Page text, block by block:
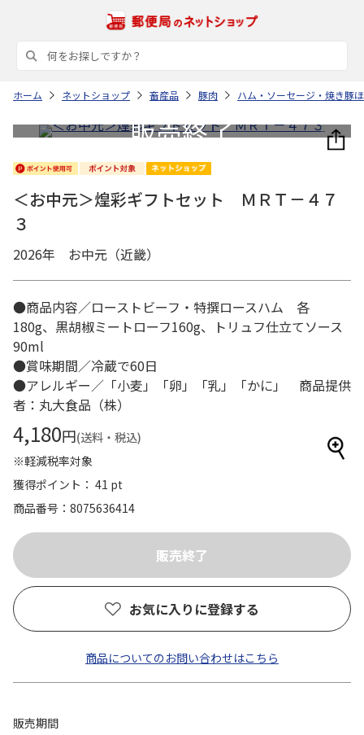
ホーム ネットショップ 畜産品 豚肉 ハム・ソーセージ・焼き豚
＜お中元＞煌彩ギフトセット ＭＲＴ－４７
３
2026年 お中元（近畿）
●商品内容／ローストビーフ・特撰ロースハム 各
180g、黒胡椒ミートローフ160g、トリュフ仕立てソース
90ml
●賞味期間／冷蔵で60日
●アレルギー／「小麦」「卵」「乳」「かに」 商品提供
者：丸大食品（株）
4,180円(送料・税込)
※軽減税率対象
獲得ポイント： 41 pt
商品番号
8075636414
お気に入りに登録する
商品についてのお問い合わせはこちら
販売期間